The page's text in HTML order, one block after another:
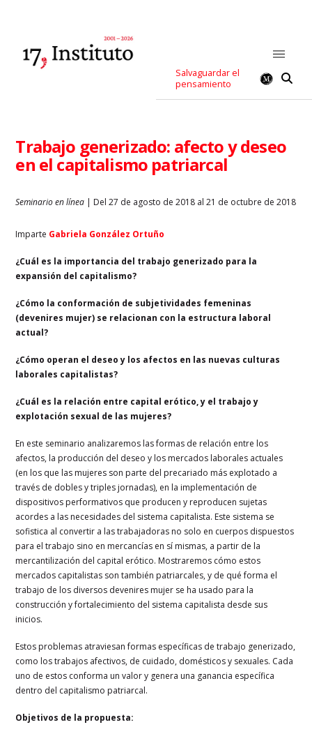
Salvaguardar el
pensamiento
Trabajo generizado: afecto y deseo
en el capitalismo patriarcal
Seminario en línea | Del 27 de agosto de 2018 al 21 de octubre de 2018
Imparte Gabriela González Ortuño
¿Cuál es la importancia del trabajo generizado para la
expansión del capitalismo?
¿Cómo la conformación de subjetividades femeninas
(devenires mujer) se relacionan con la estructura laboral
actual?
¿Cómo operan el deseo y los afectos en las nuevas culturas
laborales capitalistas?
¿Cuál es la relación entre capital erótico, y el trabajo y
explotación sexual de las mujeres?
En este seminario analizaremos las formas de relación entre los
afectos, la producción del deseo y los mercados laborales actuales
(en los que las mujeres son parte del precariado más explotado a
través de dobles y triples jornadas), en la implementación de
dispositivos performativos que producen y reproducen sujetas
acordes a las necesidades del sistema capitalista. Este sistema se
sofistica al convertir a las trabajadoras no solo en cuerpos dispuestos
para el trabajo sino en mercancías en sí mismas, a partir de la
mercantilización del capital erótico. Mostraremos cómo estos
mercados capitalistas son también patriarcales, y de qué forma el
trabajo de los diversos devenires mujer se ha usado para la
construcción y fortalecimiento del sistema capitalista desde sus
inicios.
Estos problemas atraviesan formas específicas de trabajo generizado,
como los trabajos afectivos, de cuidado, domésticos y sexuales. Cada
uno de estos conforma un valor y genera una ganancia específica
dentro del capitalismo patriarcal.
Objetivos de la propuesta: